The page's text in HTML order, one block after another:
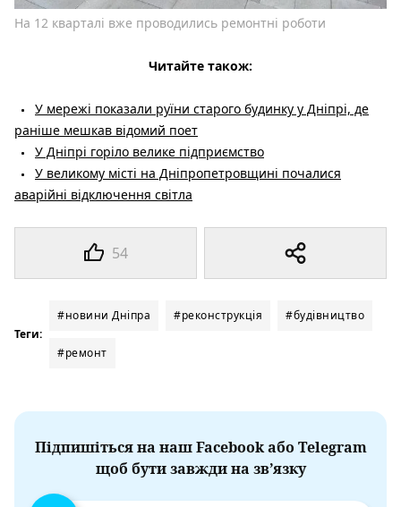
54
На 12 кварталі вже проводились ремонтні роботи
Читайте також:
У мережі показали руїни старого будинку у Дніпрі, де
раніше мешкав відомий поет
У Дніпрі горіло велике підприємство
У великому місті на Дніпропетровщині почалися
аварійні відключення світла
Теги:
#новини Дніпра #реконструкція #будівництво
#ремонт
Підпишіться на наш Facebook або Telegram
щоб бути завжди на зв’язку